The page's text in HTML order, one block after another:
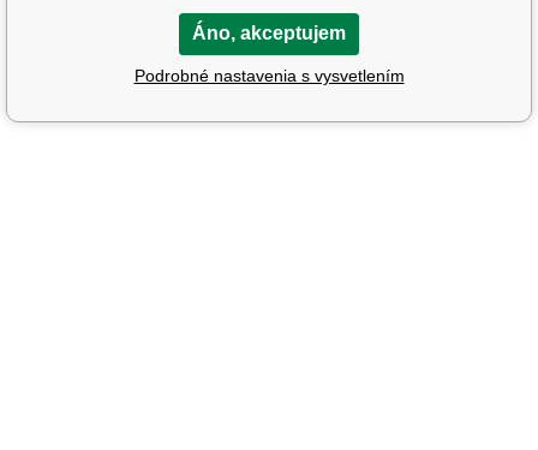
Áno, akceptujem
Podrobné nastavenia s vysvetlením